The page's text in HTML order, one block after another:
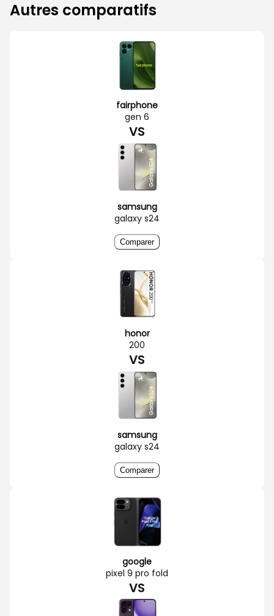
Autres comparatifs
fairphone
gen 6
VS
samsung
galaxy s24
Comparer
honor
200
VS
samsung
galaxy s24
Comparer
google
pixel 9 pro fold
VS